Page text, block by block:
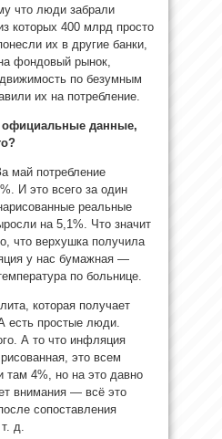
что люди забрали
которых 400 млрд просто
их в другие банки,
фондовый рынок,
по безумным
их на потребление.
официальные данные,
май потребление
И это всего за один
реальные
на 5,1%. Что значит
что верхушка получила
у нас бумажная —
по больнице.
которая получает
есть простые люди.
А то что инфляция
это всем
там 4%, но на это давно
внимания — всё это
сопоставления
д.